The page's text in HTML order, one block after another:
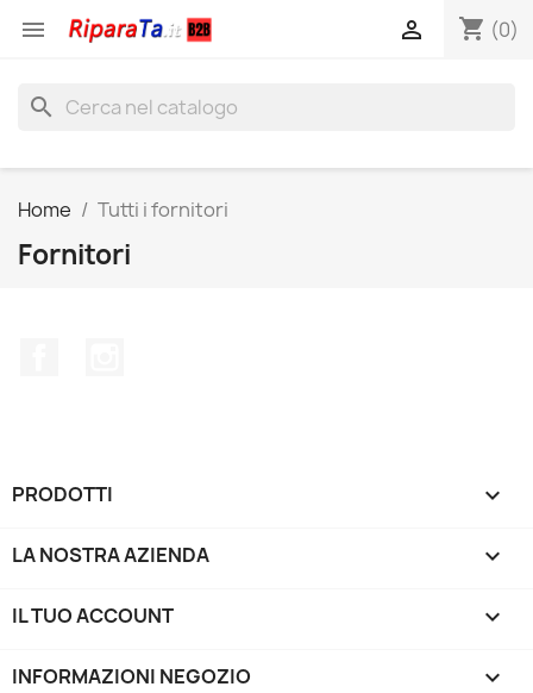
 shopping_cart (0)

search
Home Tutti i fornitori
Fornitori
PRODOTTI 
LA NOSTRA AZIENDA 
IL TUO ACCOUNT 
INFORMAZIONI NEGOZIO keyboard_arrow_down